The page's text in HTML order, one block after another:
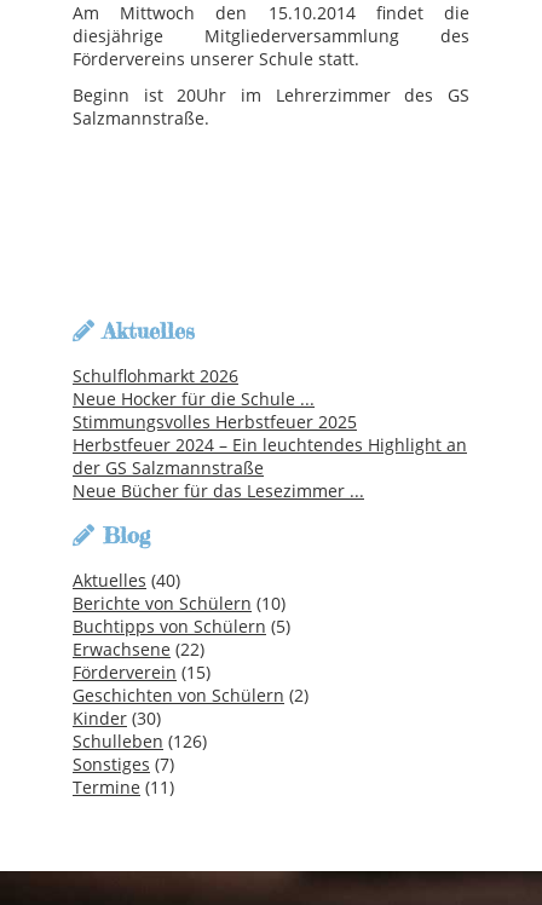
Am Mittwoch den 15.10.2014 findet die
diesjährige Mitgliederversammlung des
Fördervereins unserer Schule statt.
Beginn ist 20Uhr im Lehrerzimmer des GS
Salzmannstraße.
Aktuelles
Schulflohmarkt 2026
Neue Hocker für die Schule ...
Stimmungsvolles Herbstfeuer 2025
Herbstfeuer 2024 – Ein leuchtendes Highlight an
der GS Salzmannstraße
Neue Bücher für das Lesezimmer ...
Blog
Aktuelles (40)
Berichte von Schülern (10)
Buchtipps von Schülern (5)
Erwachsene (22)
Förderverein (15)
Geschichten von Schülern (2)
Kinder (30)
Schulleben (126)
Sonstiges (7)
Termine (11)